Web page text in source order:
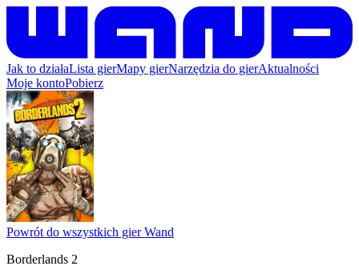
Jak to działaLista gierMapy gierNarzędzia do gierAktualności
Moje kontoPobierz
Powrót do wszystkich gier Wand
Borderlands 2